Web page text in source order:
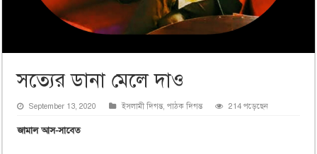
সত্যের ডানা মেলে দাও
September 13, 2020 ইসলামী দিগন্ত,পাঠক দিগন্ত 214 পড়েছেন
জামাল আস-সাবেত